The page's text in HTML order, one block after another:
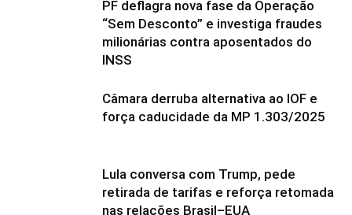
PF deflagra nova fase da Operação
“Sem Desconto” e investiga fraudes
milionárias contra aposentados do
INSS
Câmara derruba alternativa ao IOF e
força caducidade da MP 1.303/2025
Lula conversa com Trump, pede
retirada de tarifas e reforça retomada
nas relações Brasil–EUA